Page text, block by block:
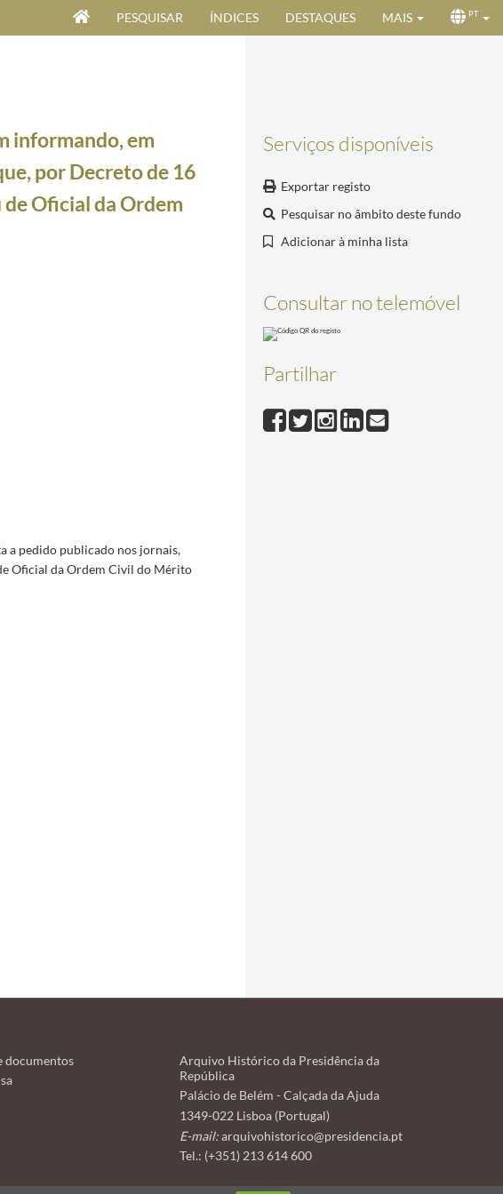
PESQUISAR ÍNDICES DESTAQUES MAIS PT
agraciado com o grau de Oficial da Ordem Civil do Mérito Industrial.
Serviços disponíveis
Exportar registo
Pesquisar no âmbito deste fundo
Adicionar à minha lista
Consultar no telemóvel
Partilhar
informando, em
por Decreto de 16
Oficial da Ordem
a pedido publicado nos jornais,
Oficial da Ordem Civil do Mérito
documentos
Arquivo Histórico da Presidência da
República
Palácio de Belém - Calçada da Ajuda
1349-022 Lisboa (Portugal)
E-mail: arquivohistorico@presidencia.pt
Tel.: (+351) 213 614 600